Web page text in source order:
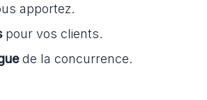
apportez.
pour vos clients.
de la concurrence.